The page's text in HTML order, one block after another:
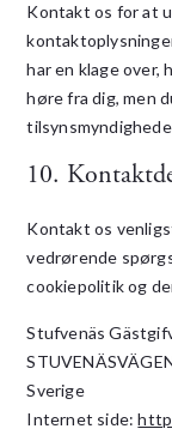
Kontakt os for at
har en klage over,
høre fra dig, men
10.
Kontakt os
vedrørende
cookiepolitik og
Stufvenäs
Sverige
Internet side: